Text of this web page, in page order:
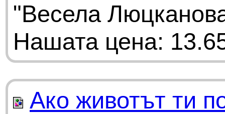
"Весела
Нашата цена:
Ако животът ти